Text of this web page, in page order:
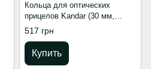
Кольца для оптических
прицелов Kandar (30 мм,
Вивер 21мм)
517 грн
Купить